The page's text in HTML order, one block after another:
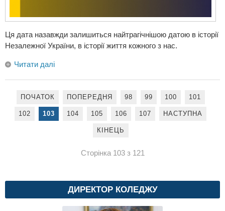
Ця дата назавжди залишиться найтрагічнішою датою в історії
Незалежної України, в історії життя кожного з нас.
Читати далі
ПОЧАТОК ПОПЕРЕДНЯ 98 99 100 101
102 103 104 105 106 107 НАСТУПНА
КІНЕЦЬ
Сторінка 103 з 121
ДИРЕКТОР КОЛЕДЖУ